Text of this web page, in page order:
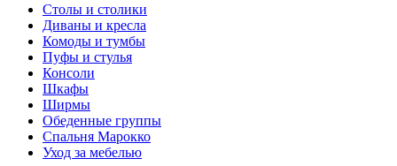
Столы и столики
Диваны и кресла
Комоды и тумбы
Пуфы и стулья
Консоли
Шкафы
Ширмы
Обеденные группы
Спальня Марокко
Уход за мебелью